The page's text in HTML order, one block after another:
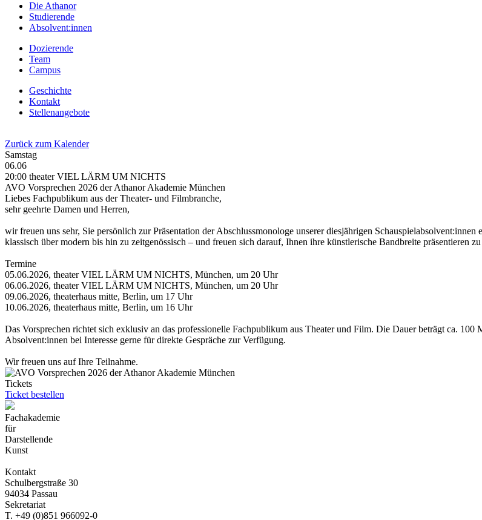
Die Athanor
Studierende
Absolvent:innen
Dozierende
Team
Campus
Geschichte
Kontakt
Stellenangebote
Zurück zum Kalender
Samstag
06.06
20:00 theater VIEL LÄRM UM NICHTS
AVO Vorsprechen 2026 der Athanor Akademie München
Liebes Fachpublikum aus der Theater- und Filmbranche,
sehr geehrte Damen und Herren,
wir freuen uns sehr, Sie persönlich zur Präsentation der Abschlussmonologe unserer diesjährigen
klassisch über modern bis hin zu zeitgenössisch – und freuen sich darauf, Ihnen ihre künstlerische Bandbreite präsentieren
Termine
05.06.2026, theater VIEL LÄRM UM NICHTS, München, um 20 Uhr
06.06.2026, theater VIEL LÄRM UM NICHTS, München, um 20 Uhr
09.06.2026, theaterhaus mitte, Berlin, um 17 Uhr
10.06.2026, theaterhaus mitte, Berlin, um 16 Uhr
Das Vorsprechen richtet sich exklusiv an das professionelle Fachpublikum aus Theater und Film. Die Dauer beträgt ca. 100
Absolvent:innen bei Interesse gerne für direkte Gespräche zur Verfügung.
Wir freuen uns auf Ihre Teilnahme.
Tickets
Ticket bestellen
Fachakademie
für
Darstellende
Kunst
Kontakt
Schulbergstraße 30
94034 Passau
Sekretariat
T. +49 (0)851 966092-0